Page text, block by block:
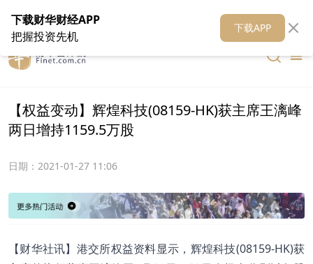
在线客服 关于我们 财华媒体矩阵 财华智库
【权益变动】辉煌科技(08159-HK)获主席王漓峰
两日增持1159.5万股
日期： 2021-01-27 11:06
【财华社讯】港交所权益资料显示，辉煌科技(08159-HK)获
下载财华财经APP
把握投资先机
下载APP